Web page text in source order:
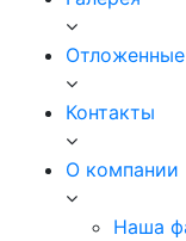
Контакты
О компании
Наша